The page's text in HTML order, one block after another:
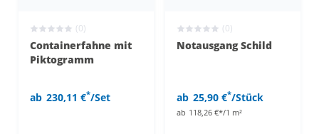
(0)
Containerfahne mit
Piktogramm
ab 230,11 €*/Set
(0)
Notausgang Schild
ab 25,90 €*/Stück
ab 118,26 €*/1 m²